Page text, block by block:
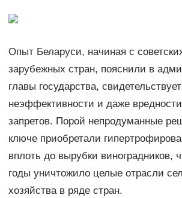
Опыт Беларуси, начиная с
зарубежных стран, пояснили в
главы государства,
неэффективности и даже
запретов. Порой непродуманные
ключе приобретали
вплоть до вырубки виноградников,
годы уничтожило целые отрасли
хозяйства в ряде стран.